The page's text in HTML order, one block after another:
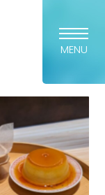
MENU